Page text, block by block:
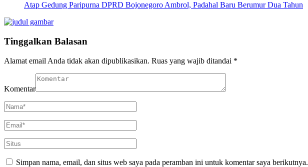
Atap Gedung Paripurna DPRD Bojonegoro Ambrol, Padahal Baru Berumur Dua Tahun
Tinggalkan Balasan
Alamat email Anda tidak akan dipublikasikan. Ruas yang wajib ditandai *
Komentar
Simpan nama, email, dan situs web saya pada peramban ini untuk komentar saya berikutnya.